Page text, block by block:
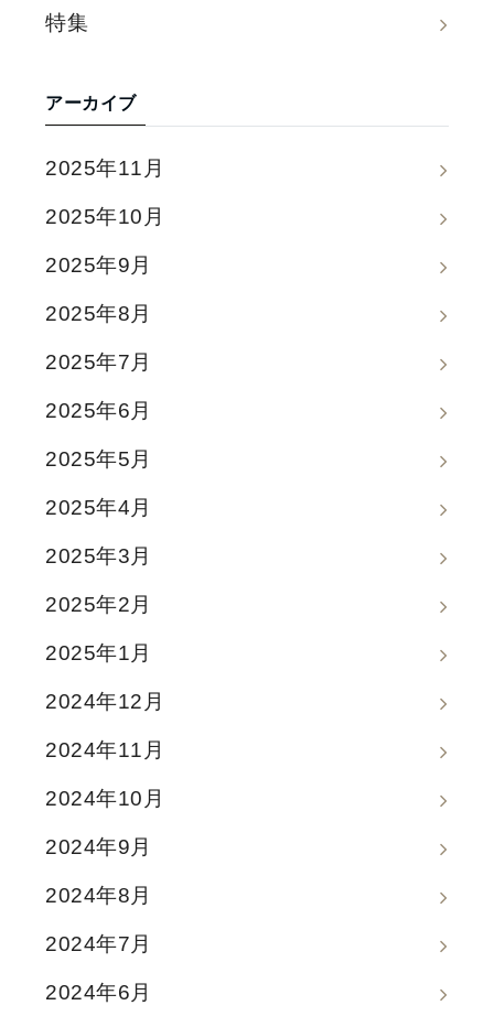
特集
アーカイブ
2025年11月
2025年10月
2025年9月
2025年8月
2025年7月
2025年6月
2025年5月
2025年4月
2025年3月
2025年2月
2025年1月
2024年12月
2024年11月
2024年10月
2024年9月
2024年8月
2024年7月
2024年6月